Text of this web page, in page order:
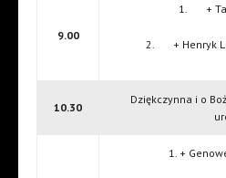
9.00
1. +
2. + Henryk
10.30
Dziękczynna i o
1. +